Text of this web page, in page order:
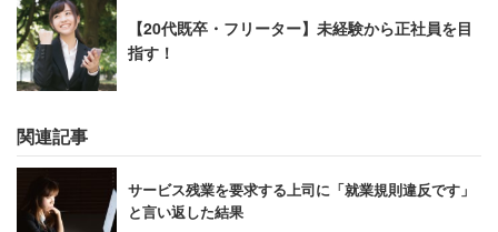
【20代既卒・フリーター】未経験から正社員を目
指す！
関連記事
サービス残業を要求する上司に「就業規則違反です」
と言い返した結果